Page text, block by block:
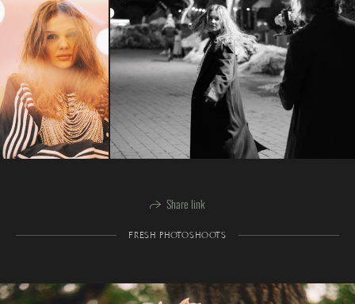
Share link
FRESH PHOTOSHOOTS